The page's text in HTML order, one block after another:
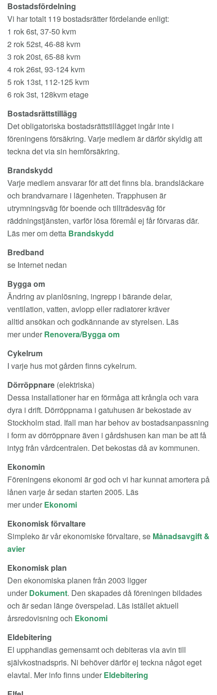
Bostadsfördelning
Vi har totalt 119 bostadsrätter fördelande enligt:
1 rok 6st, 37-50 kvm
2 rok 52st, 46-88 kvm
3 rok 20st, 65-88 kvm
4 rok 26st, 93-124 kvm
5 rok 13st, 112-125 kvm
6 rok 3st, 128kvm etage
Bostadsrättstillägg
Det obligatoriska bostadsrättstillägget ingår inte i
föreningens försäkring. Varje medlem är därför skyldig att
teckna det via sin hemförsäkring.
Brandskydd
Varje medlem ansvarar för att det finns bla. brandsläckare
och brandvarnare i lägenheten. Trapphusen är
utrymningsväg för boende och tillträdesväg för
räddningstjänsten, varför lösa föremål ej får förvaras där.
Läs mer om detta Brandskydd
Bredband
se Internet nedan
Bygga om
Ändring av planlösning, ingrepp i bärande delar,
ventilation, vatten, avlopp eller radiatorer kräver
alltid ansökan och godkännande av styrelsen. Läs
mer under Renovera/Bygga om
Cykelrum
I varje hus mot gården finns cykelrum.
Dörröppnare (elektriska)
Dessa installationer har en förmåga att krångla och vara
dyra i drift. Dörröppnarna i gatuhusen är bekostade av
Stockholm stad. Ifall man har behov av bostadsanpassning
i form av dörröppnare även i gårdshusen kan man be att få
intyg från vårdcentralen. Det bekostas då av kommunen.
Ekonomin
Föreningens ekonomi är god och vi har kunnat amortera på
lånen varje år sedan starten 2005. Läs
mer under Ekonomi
Ekonomisk förvaltare
Simpleko är vår ekonomiske förvaltare, se Månadsavgift &
avier
Ekonomisk plan
Den ekonomiska planen från 2003 ligger
under Dokument. Den skapades då föreningen bildades
och är sedan länge överspelad. Läs istället aktuell
årsredovisning och Ekonomi
Eldebitering
El upphandlas gemensamt och debiteras via avin till
självkostnadspris. Ni behöver därför ej teckna något eget
elavtal. Mer info finns under Eldebitering